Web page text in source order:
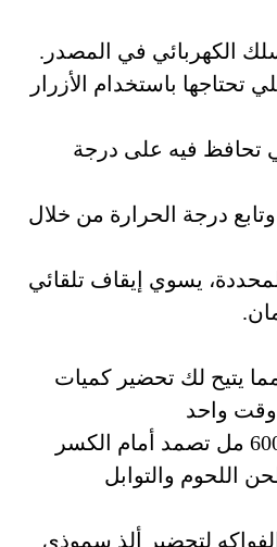
الكهربائي في المصدر.
تحتاجها باستخدام الأزرار
تحافظ فيه على درجة
درجة الحرارة من خلال
يسوي إيقاف تلقائي
يتيح لك تحضير كميات
وقت واحد
اللحوم والتوابل
لتحضير ألذ سموذي